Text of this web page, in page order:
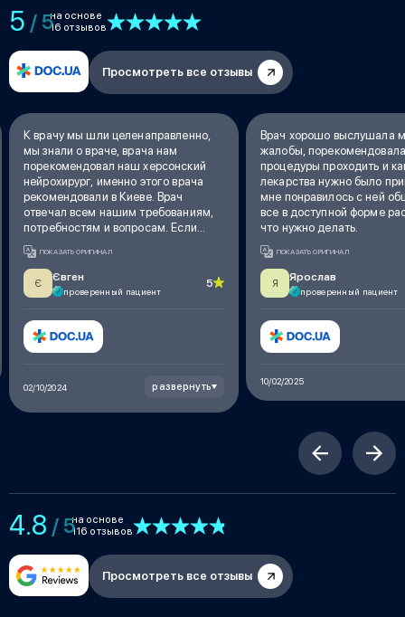
5 / 5на основе
16 отзывов
Просмотреть все отзывы
К врачу мы шли целенаправленно,
мы знали о враче, врача нам
порекомендовал наш херсонский
нейрохирург, именно этого врача
рекомендовали в Киеве. Врач
отвечал всем нашим требованиям,
потребностям и вопросам. Если
будет нужно, мы обязательно
обратимся снова
ПОКАЗАТЬ ОРИГИНАЛ
Є
Євген
проверенный пациент
5
02/10/2024 развернуть
Врач хорошо выслушала
жалобы,
процедуры проходить и
лекарства нужно было
мне понравилось с ней
все в доступной форме
что нужно делать.
ПОКАЗАТЬ ОРИГИНАЛ
Я
Ярослав
проверенный пациент
10/02/2025
4.8 / 5на основе
116 отзывов
Просмотреть все отзывы